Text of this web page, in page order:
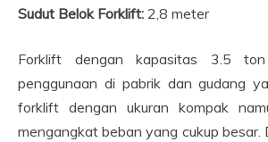
Sudut Belok Forklift: 2,8 meter
Forklift dengan kapasitas 3.5
penggunaan di pabrik dan gudang
forklift dengan ukuran kompak
mengangkat beban yang cukup besar.